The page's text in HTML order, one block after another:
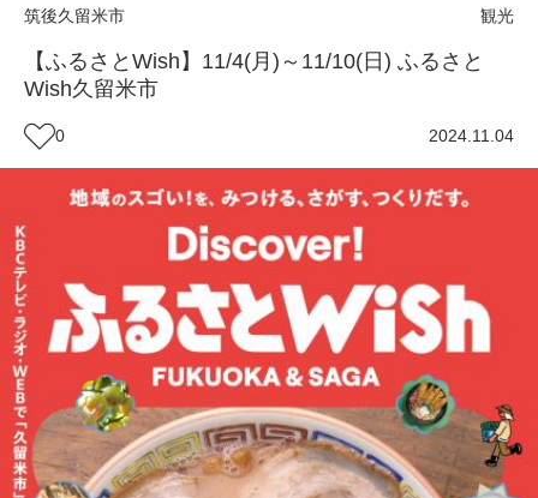
筑後久留米市 観光
【ふるさとWish】11/4(月)～11/10(日) ふるさと
Wish久留米市
0 2024.11.04